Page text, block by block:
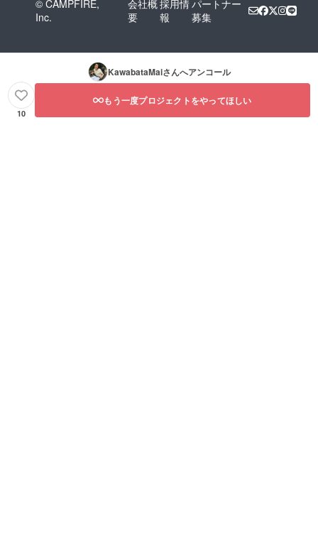
© CAMPFIRE,
Inc.
会社概
要
採用情
報
パートナー
募集
KawabataMaiさんへアンコール
10
もう一度プロジェクトをやってほしい